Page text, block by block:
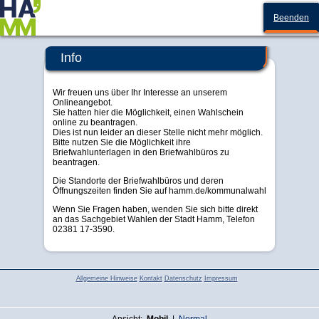
Beenden
Info
Wir freuen uns über Ihr Interesse an unserem
Onlineangebot.
Sie hatten hier die Möglichkeit, einen Wahlschein
online zu beantragen.
Dies ist nun leider an dieser Stelle nicht mehr möglich.
Bitte nutzen Sie die Möglichkeit ihre
Briefwahlunterlagen in den Briefwahlbüros zu
beantragen.
Die Standorte der Briefwahlbüros und deren
Öffnungszeiten finden Sie auf hamm.de/kommunalwahl
Wenn Sie Fragen haben, wenden Sie sich bitte direkt
an das Sachgebiet Wahlen der Stadt Hamm, Telefon
02381 17-3590.
Allgemeine Hinweise Kontakt Datenschutz Impressum